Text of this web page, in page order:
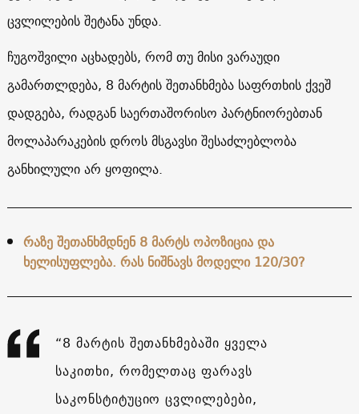
ცვლილების შეტანა უნდა.
ჩუგოშვილი აცხადებს, რომ თუ მისი ვარაუდი
გამართლდება, 8 მარტის შეთანხმება საფრთხის ქვეშ
დადგება, რადგან საერთაშორისო პარტნიორებთან
მოლაპარაკების დროს მსგავსი შესაძლებლობა
განხილული არ ყოფილა.
რაზე შეთანხმდნენ 8 მარტს ოპოზიცია და
ხელისუფლება. რას ნიშნავს მოდელი 120/30?
“8 მარტის შეთანხმებაში ყველა
საკითხი, რომელთაც ფარავს
საკონსტიტუციო ცვლილებები,